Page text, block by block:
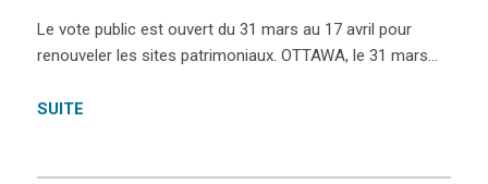
Le vote public est ouvert du 31 mars au 17 avril pour
renouveler les sites patrimoniaux. OTTAWA, le 31 mars…
SUITE